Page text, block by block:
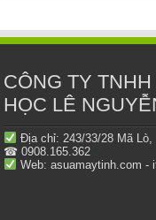
CÔNG TY
HỌC LÊ
Địa chỉ: 243/33/28 Mã
☎ 0908.165.362
Web: asuamaytinh.com -